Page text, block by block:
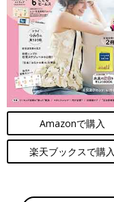
Amazonで購入
楽天ブックスで購入